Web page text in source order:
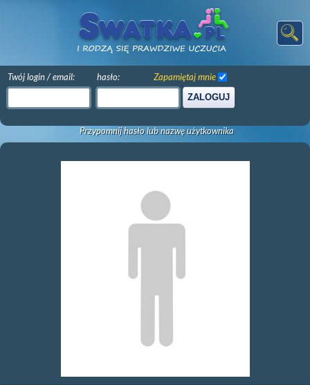
Twój login / email: hasło:
ZALOGUJ
Zapamiętaj mnie
Przypomnij hasło lub nazwę użytkownika